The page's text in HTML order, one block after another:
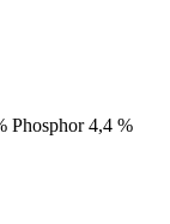
Phosphor 4,4 %